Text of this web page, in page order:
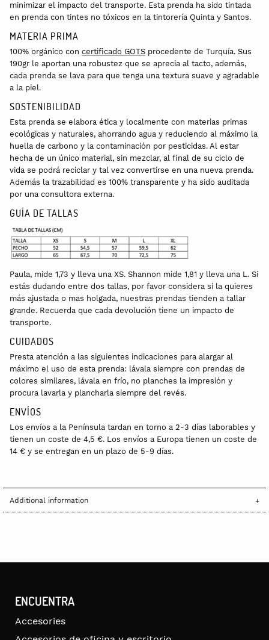
minimizar el impacto del transporte. Esta prenda ha sido tintada
en prenda con tintes no tóxicos en la tintorería Quinta y Santos.
MATERIA PRIMA
100% orgánico con certificado GOTS procedente de Turquía. Sus
190gr le aportan una robustez que se aprecia al tacto, además,
cada prenda se lava para que tenga una textura suave y agradable
a la piel.
SOSTENIBILIDAD
Esta prenda se elabora ética y localmente con materias primas
ecológicas y naturales, ahorrando agua y reduciendo al máximo la
huella de carbono y la contaminación por pesticidas. Al estar
hecha de un único material, sin mezclar, al final de su ciclo de
vida se podrá reciclar y tal vez convertirse en una nueva prenda.
Además la trazabilidad es 100% transparente y ha sido auditada
por una consultora externa.
GUÍA DE TALLAS
Paula, mide 1,73 y lleva una XS. Shannon mide 1,81 y lleva una L. Si
estás dudando entre dos tallas, por favor considera si la quieres
más ajustada o mas holgada, nuestras prendas tienden a tallar
grande. Recuerda que cada devolución tiene un impacto de
transporte.
CUIDADOS
Presta atención a las siguientes indicaciones para alargar al
máximo el uso de esta prenda: lávala siempre con prendas de
colores similares, lávala en frío, no planches la impresión y
procura lavarla y plancharla siempre del revés.
ENVÍOS
Los envíos a la Península tardan en torno a 2-3 días laborables y
tienen un coste de 4,5 €. Los envíos a Europa tienen un coste de
14 € y se entregan en un plazo de 5-9 días.
Additional information
ENCUENTRA
Accesories